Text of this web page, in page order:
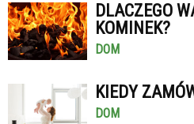
DLACZEGO
KOMINEK?
DOM
KIEDY
DOM